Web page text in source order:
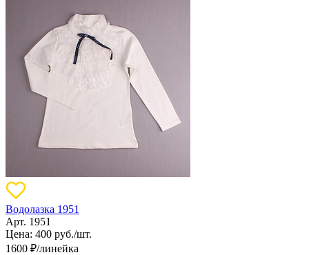
Водолазка 1951
Арт. 1951
Цена: 400 руб./шт.
1600 ₽/линейка